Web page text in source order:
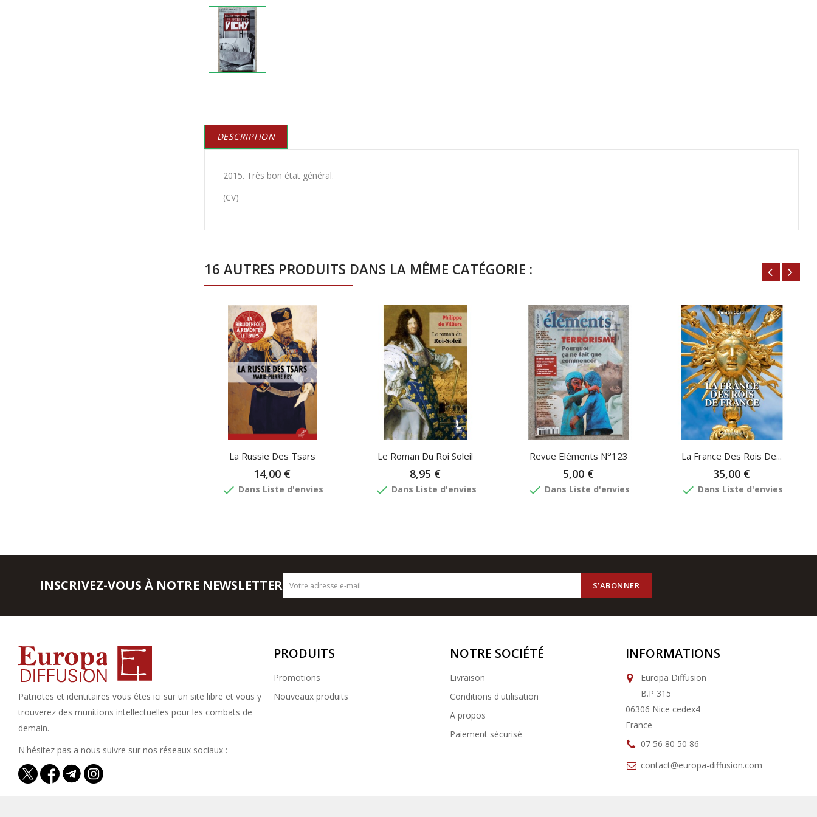
DESCRIPTION
2015. Très bon état général.
(CV)
16 AUTRES PRODUITS DANS LA MÊME CATÉGORIE :
La Russie Des Tsars
14,00 €
done Dans Liste d'envies
Le Roman Du Roi Soleil
8,95 €
done Dans Liste d'envies
Revue Eléments N°123
5,00 €
done Dans Liste d'envies
La France Des Rois De...
35,00 €
done Dans Liste d'envies
INSCRIVEZ-VOUS À NOTRE NEWSLETTER
Patriotes et identitaires vous êtes ici sur un site libre et vous y
trouverez des munitions intellectuelles pour les combats de
demain.
N'hésitez pas a nous suivre sur nos réseaux sociaux :
PRODUITS
Promotions
Nouveaux produits
NOTRE SOCIÉTÉ
Livraison
Conditions d'utilisation
A propos
Paiement sécurisé
INFORMATIONS
Europa Diffusion
B.P 315
06306 Nice cedex4
France
07 56 80 50 86
contact@europa-diffusion.com